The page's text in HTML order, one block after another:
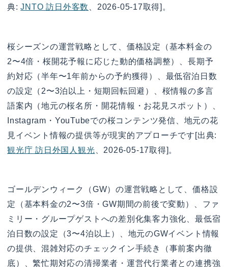
典:JNTO 訪日外客数 、2026-05-17取得]。
桜シーズンの運営戦略として、価格設定（基本料金の
2〜4倍・桜開花予報に応じた動的価格調整）、長期予
約対応（半年〜1年前からの予約獲得）、最低宿泊日数
の設定（2〜3泊以上・短期回転回避）、桜情報の多言
語案内（地元の桜名所・開花情報・お花見スポット）、
Instagram・YouTubeでの桜コンテンツ発信、地元の花
見イベント情報の提供等が現実的アプローチです[出典:
観光庁 訪日外国人観光 、2026-05-17取得]。
ゴールデンウィーク（GW）の運営戦略として、価格設
定（基本料金の2〜3倍・GW期間の前後で変動）、ファ
ミリー・グループゲストへの差別化集客力強化、最低宿
泊日数の設定（3〜4泊以上）、地元のGWイベント情報
の提供、混雑対応のチェックイン手続き（事前案内徹
底）、繁忙期対応の清掃業者・運営代行業者との連携強